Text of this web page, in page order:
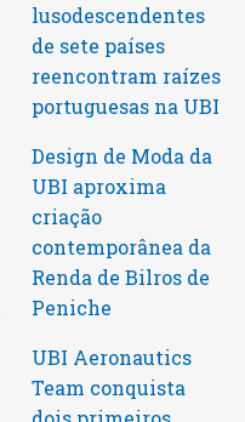
lusodescendentes
de sete países
reencontram raízes
portuguesas na UBI
Design de Moda da
UBI aproxima
criação
contemporânea da
Renda de Bilros de
Peniche
UBI Aeronautics
Team conquista